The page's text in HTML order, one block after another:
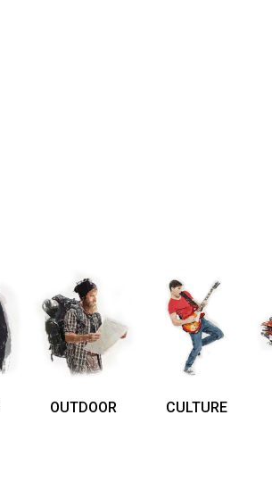
OUTDOOR CULTURE